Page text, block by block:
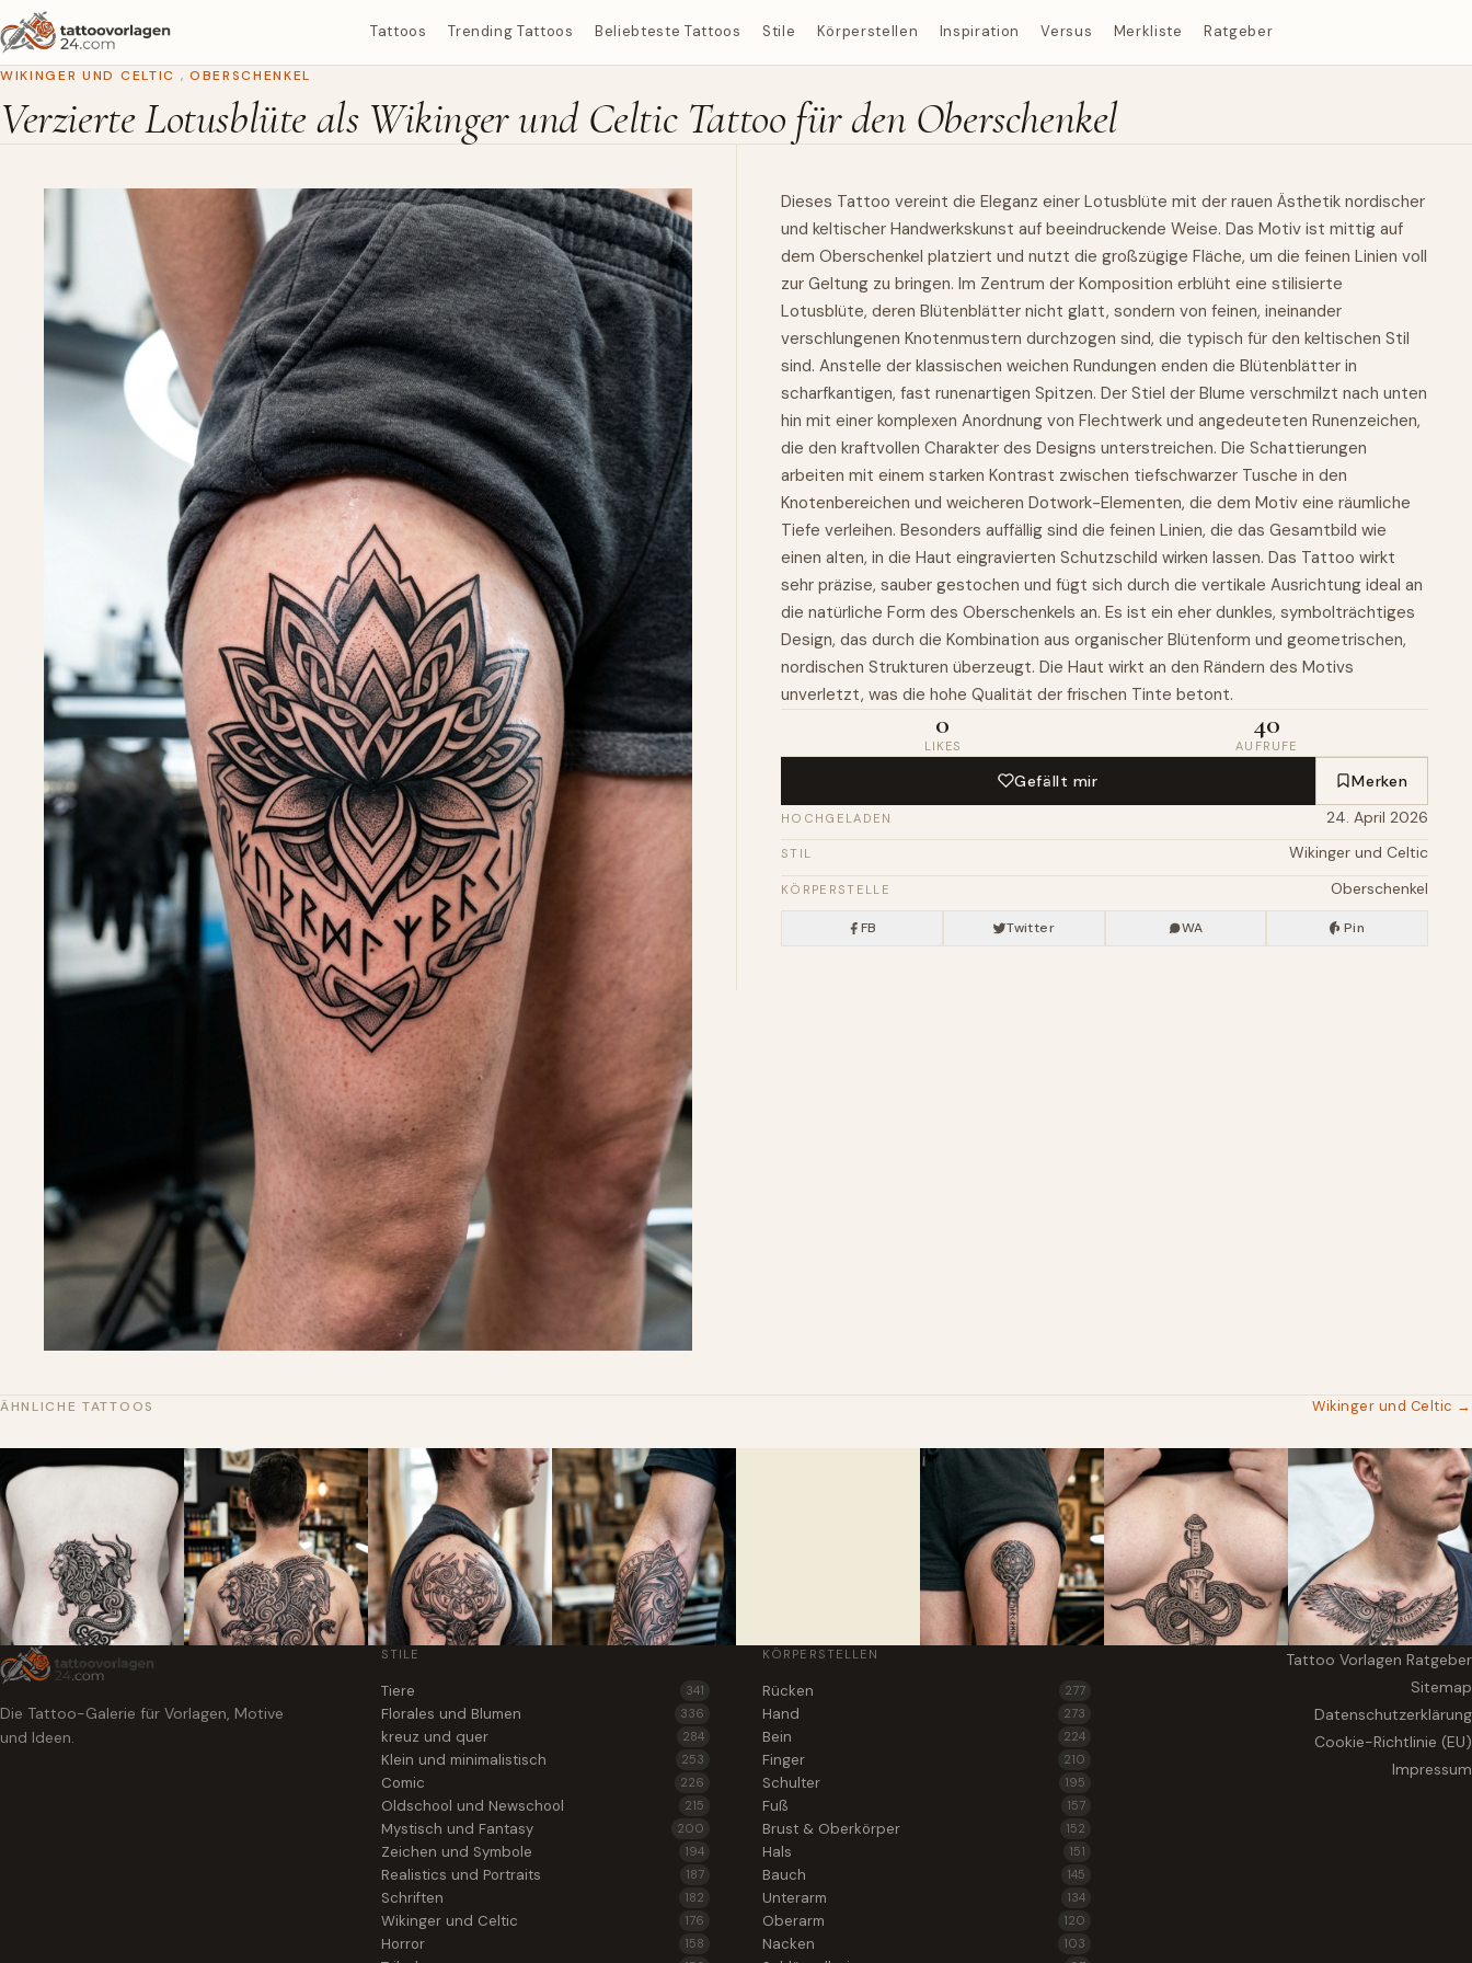
Tattoos Trending Tattoos Beliebteste Tattoos Stile Körperstellen Inspiration Versus Merkliste Ratgeber
WIKINGER UND CELTIC , OBERSCHENKEL
Verzierte Lotusblüte als Wikinger und Celtic Tattoo für den Oberschenkel
Dieses Tattoo vereint die Eleganz einer Lotusblüte mit der rauen Ästhetik nordischer
und keltischer Handwerkskunst auf beeindruckende Weise. Das Motiv ist mittig auf
dem Oberschenkel platziert und nutzt die großzügige Fläche, um die feinen Linien voll
zur Geltung zu bringen. Im Zentrum der Komposition erblüht eine stilisierte
Lotusblüte, deren Blütenblätter nicht glatt, sondern von feinen, ineinander
verschlungenen Knotenmustern durchzogen sind, die typisch für den keltischen Stil
sind. Anstelle der klassischen weichen Rundungen enden die Blütenblätter in
scharfkantigen, fast runenartigen Spitzen. Der Stiel der Blume verschmilzt nach unten
hin mit einer komplexen Anordnung von Flechtwerk und angedeuteten Runenzeichen,
die den kraftvollen Charakter des Designs unterstreichen. Die Schattierungen
arbeiten mit einem starken Kontrast zwischen tiefschwarzer Tusche in den
Knotenbereichen und weicheren Dotwork-Elementen, die dem Motiv eine räumliche
Tiefe verleihen. Besonders auffällig sind die feinen Linien, die das Gesamtbild wie
einen alten, in die Haut eingravierten Schutzschild wirken lassen. Das Tattoo wirkt
sehr präzise, sauber gestochen und fügt sich durch die vertikale Ausrichtung ideal an
die natürliche Form des Oberschenkels an. Es ist ein eher dunkles, symbolträchtiges
Design, das durch die Kombination aus organischer Blütenform und geometrischen,
nordischen Strukturen überzeugt. Die Haut wirkt an den Rändern des Motivs
unverletzt, was die hohe Qualität der frischen Tinte betont.
0
LIKES
40
AUFRUFE
Gefällt mir Merken
HOCHGELADEN 24. April 2026
STIL Wikinger und Celtic
KÖRPERSTELLE Oberschenkel
FB Twitter WA Pin
ÄHNLICHE TATTOOS Wikinger und Celtic →
Die Tattoo-Galerie für Vorlagen, Motive
und Ideen.
STILE
Tiere 341
Florales und Blumen 336
kreuz und quer 284
Klein und minimalistisch 253
Comic 226
Oldschool und Newschool 215
Mystisch und Fantasy 200
Zeichen und Symbole 194
Realistics und Portraits 187
Schriften 182
Wikinger und Celtic 176
Horror 158
KÖRPERSTELLEN
Rücken 277
Hand 273
Bein 224
Finger 210
Schulter 195
Fuß 157
Brust & Oberkörper 152
Hals 151
Bauch 145
Unterarm 134
Oberarm 120
Nacken 103
Tattoo Vorlagen Ratgeber
Sitemap
Datenschutzerklärung
Cookie-Richtlinie (EU)
Impressum